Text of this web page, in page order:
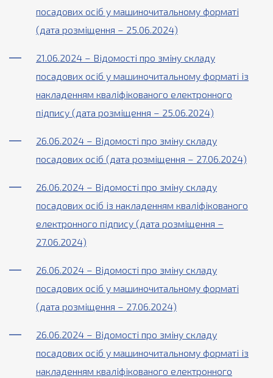
посадових осіб у машиночитальному форматі
(дата розміщення – 25.06.2024)
21.06.2024 – Відомості про зміну складу
посадових осіб у машиночитальному форматі із
накладенням кваліфікованого електронного
підпису (дата розміщення – 25.06.2024)
26.06.2024 – Відомості про зміну складу
посадових осіб (дата розміщення – 27.06.2024)
26.06.2024 – Відомості про зміну складу
посадових осіб із накладенням кваліфікованого
електронного підпису (дата розміщення –
27.06.2024)
26.06.2024 – Відомості про зміну складу
посадових осіб у машиночитальному форматі
(дата розміщення – 27.06.2024)
26.06.2024 – Відомості про зміну складу
посадових осіб у машиночитальному форматі із
накладенням кваліфікованого електронного